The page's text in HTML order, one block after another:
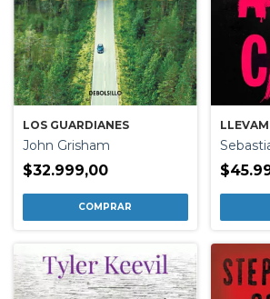
LOS GUARDIANES
John Grisham
$32.999,00